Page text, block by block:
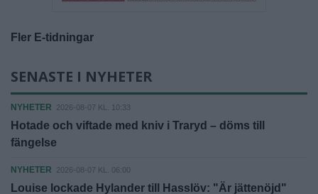
Fler E-tidningar
SENASTE I NYHETER
NYHETER 2026-08-07 KL. 10:33
Hotade och viftade med kniv i Traryd – döms till
fängelse
NYHETER 2026-08-07 KL. 06:00
Louise lockade Hylander till Hasslöv: "Är jättenöjd"